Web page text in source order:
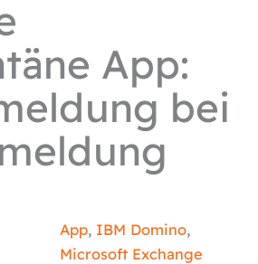
App:
bei
App, IBM Domino,
Microsoft Exchange